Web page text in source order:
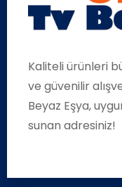
Kaliteli ürünleri
ve güvenilir
Beyaz Eşya,
sunan adresiniz!